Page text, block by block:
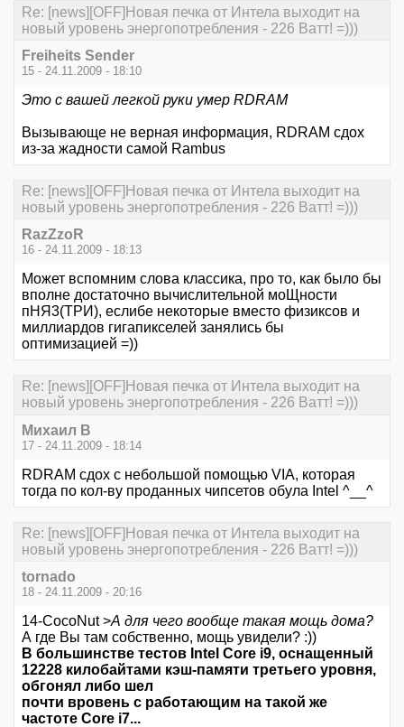
Re: [news][OFF]Новая печка от Интела выходит на
новый уровень энергопотребления - 226 Ватт! =)))
Freiheits Sender
15 - 24.11.2009 - 18:10
Это с вашей легкой руки умер RDRAM
Вызывающе не верная информация, RDRAM сдох
из-за жадности самой Rambus
Re: [news][OFF]Новая печка от Интела выходит на
новый уровень энергопотребления - 226 Ватт! =)))
RazZzoR
16 - 24.11.2009 - 18:13
Может вспомним слова классика, про то, как было бы
вполне достаточно вычислительной моЩности
пНЯ3(ТРИ), еслибе некоторые вместо физиксов и
миллиардов гигапикселей занялись бы
оптимизацией =))
Re: [news][OFF]Новая печка от Интела выходит на
новый уровень энергопотребления - 226 Ватт! =)))
Михаил В
17 - 24.11.2009 - 18:14
RDRAM сдох с небольшой помощью VIA, которая
тогда по кол-ву проданных чипсетов обула Intel ^__^
Re: [news][OFF]Новая печка от Интела выходит на
новый уровень энергопотребления - 226 Ватт! =)))
tornado
18 - 24.11.2009 - 20:16
14-CocoNut >А для чего вообще такая мощь дома?
А где Вы там собственно, мощь увидели? :))
В большинстве тестов Intel Core i9, оснащенный
12228 килобайтами кэш-памяти третьего уровня,
обгонял либо шел
почти вровень с работающим на такой же
частоте Core i7...